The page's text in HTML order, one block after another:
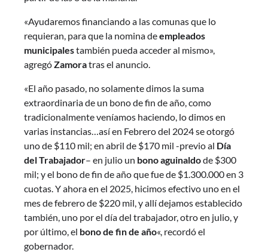
«Ayudaremos financiando a las comunas que lo
requieran, para que la nomina deempleados
municipalestambién pueda acceder al mismo»,
agregóZamoratras el anuncio.
«El año pasado, no solamente dimos la suma
extraordinaria de un bono de fin de año, como
tradicionalmente veníamos haciendo, lo dimos en
varias instancias…así en Febrero del 2024 se otorgó
uno de $110 mil; en abril de $170 mil -previo al Día
del Trabajador– en julio un bono aguinaldode $300
mil; y el bono de fin de año que fue de $1.300.000 en 3
cuotas. Y ahora en el 2025, hicimos efectivo uno en el
mes de febrero de $220 mil, y allí dejamos establecido
también, uno por el día del trabajador, otro en julio, y
por último, el bono de fin de año«, recordó el
gobernador.